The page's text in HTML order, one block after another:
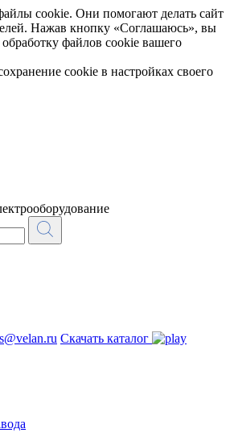
cookie. Они помогают делать сайт
Нажав кнопку «Соглашаюсь», вы
обработку файлов cookie вашего
cookie в настройках своего
Скачать каталог